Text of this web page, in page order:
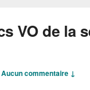
VO de la
Aucun commentaire ↓